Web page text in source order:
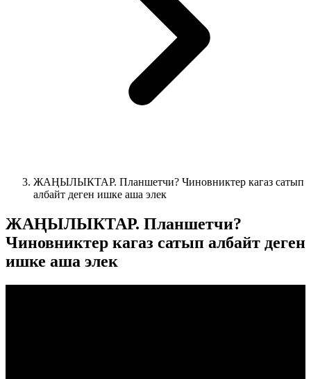
ЖАҢЫЛЫКТАР. Планшетчи? Чиновниктер кагаз сатып
албайт деген ишке аша элек
ЖАҢЫЛЫКТАР. Планшетчи?
Чиновниктер кагаз сатып албайт деген
ишке аша элек